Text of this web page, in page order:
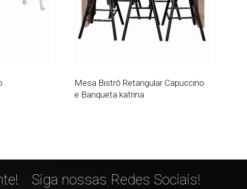
Mesa Bistrô Retangular Capuccino
e Banqueta katrina
Siga nossas Redes Sociais!